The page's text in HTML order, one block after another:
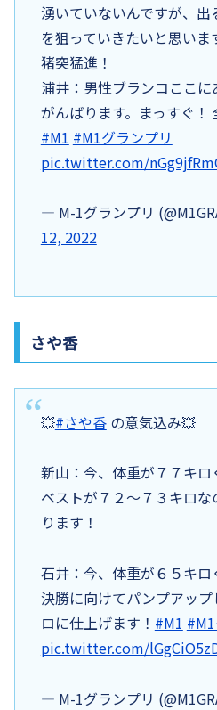
湧いていないんですが、
を狙っていきたいと思いま
猪突猛進！
浦井：男性ブランコここ
がんばります。まっすぐ！
#M1 #M1グランプリ
pic.twitter.com/
— M-1グランプリ
12, 2022
さや香
💥#さや香の意気込み💥
新山：今、体重が７７キロ
ベストが７２～７３キロ
ります！
石井：今、体重が６５キロ
決勝に向けてパンプアッ
ロに仕上げます！ #M1
pic.twitter.com/
— M-1グランプリ